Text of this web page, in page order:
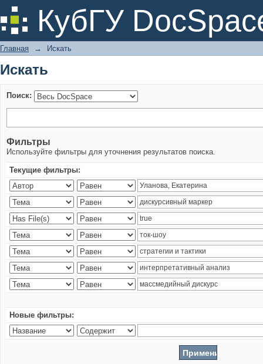
КубГУ
Искать
Главная → Искать
Искать
Поиск:
Фильтры
Используйте фильтры для уточнения результатов поиска.
Текущие фильтры:
Новые фильтры: